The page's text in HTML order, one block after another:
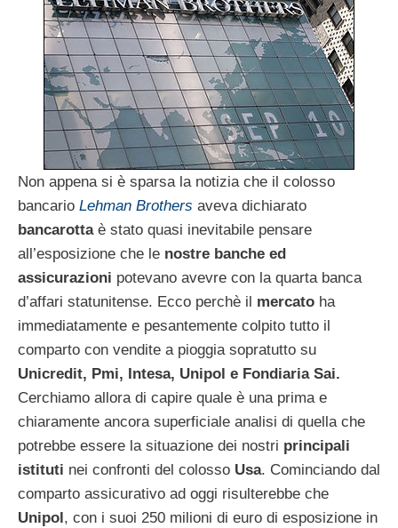
Non appena si è sparsa la notizia che il colosso
bancario Lehman Brothers aveva dichiarato
bancarottaè stato quasi inevitabile pensare
all’esposizione che le nostre banche ed
assicurazioni potevano avevre con la quarta banca
d’affari statunitense. Ecco perchè il mercato ha
immediatamente e pesantemente colpito tutto il
comparto con vendite a pioggia sopratutto su
Unicredit, Pmi, Intesa, Unipol e Fondiaria Sai.
Cerchiamo allora di capire quale è una prima e
chiaramente ancora superficiale analisi di quella che
potrebbe essere la situazione dei nostri principali
istituti nei confronti del colosso Usa. Cominciando dal
comparto assicurativo ad oggi risulterebbe che
Unipol, con i suoi 250 milioni di euro di esposizione in